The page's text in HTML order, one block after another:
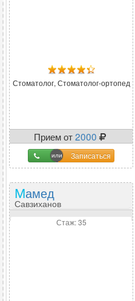
Стоматолог, Стоматолог-ортопед
Прием от2000
Записаться
Мамед
Савзиханов
Стаж: 35